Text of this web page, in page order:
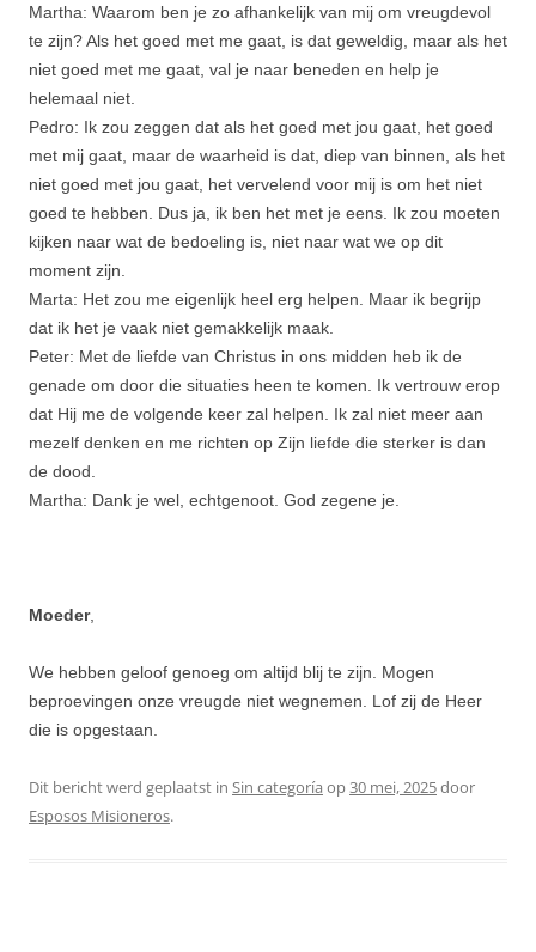
Martha: Waarom ben je zo afhankelijk van mij om vreugdevol
te zijn? Als het goed met me gaat, is dat geweldig, maar als het
niet goed met me gaat, val je naar beneden en help je
helemaal niet.
Pedro: Ik zou zeggen dat als het goed met jou gaat, het goed
met mij gaat, maar de waarheid is dat, diep van binnen, als het
niet goed met jou gaat, het vervelend voor mij is om het niet
goed te hebben. Dus ja, ik ben het met je eens. Ik zou moeten
kijken naar wat de bedoeling is, niet naar wat we op dit
moment zijn.
Marta: Het zou me eigenlijk heel erg helpen. Maar ik begrijp
dat ik het je vaak niet gemakkelijk maak.
Peter: Met de liefde van Christus in ons midden heb ik de
genade om door die situaties heen te komen. Ik vertrouw erop
dat Hij me de volgende keer zal helpen. Ik zal niet meer aan
mezelf denken en me richten op Zijn liefde die sterker is dan
de dood.
Martha: Dank je wel, echtgenoot. God zegene je.
Moeder,
We hebben geloof genoeg om altijd blij te zijn. Mogen
beproevingen onze vreugde niet wegnemen. Lof zij de Heer
die is opgestaan.
Dit bericht werd geplaatst in Sin categoría op30 mei, 2025door
Esposos Misioneros.